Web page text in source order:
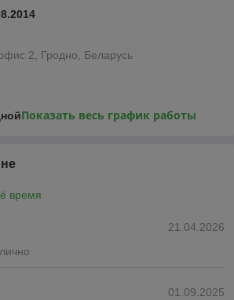
2, Гродно, Беларусь
Показать весь график работы
время
21.04.2026
01.09.2025